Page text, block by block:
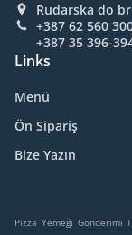
Rudarska do
+387 62 560
+387 35 396-
Links
Menü
Ön Sipariş
Bize Yazın
Pizza Yemeği Gönderimi